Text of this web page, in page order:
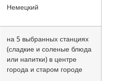
Немецкий
на 5 выбранных станциях
(сладкие и соленые блюда
или напитки) в центре
города и старом городе